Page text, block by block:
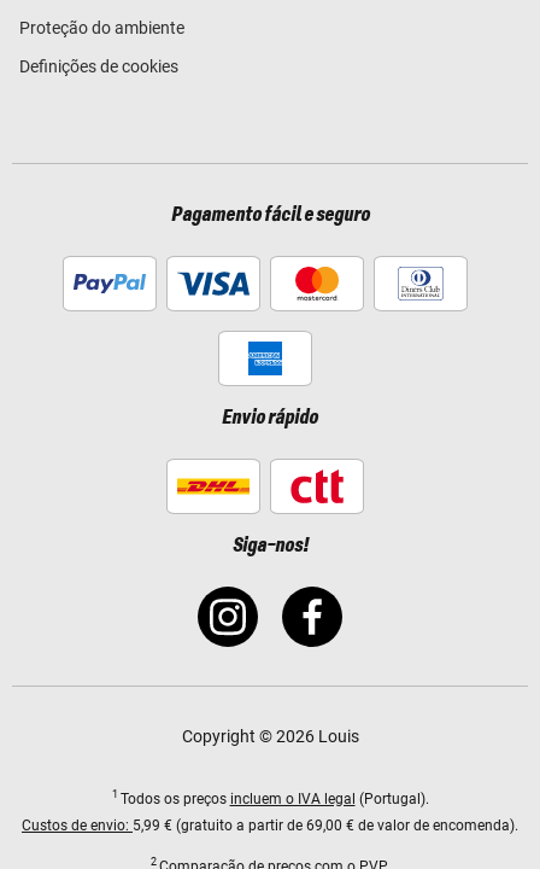
Proteção do ambiente
Definições de cookies
Pagamento fácil e seguro
Envio rápido
Siga-nos!
Copyright © 2026 Louis
1 Todos os preços incluem o IVA legal (Portugal).
Custos de envio: 5,99 € (gratuito a partir de 69,00 € de valor de encomenda).
2